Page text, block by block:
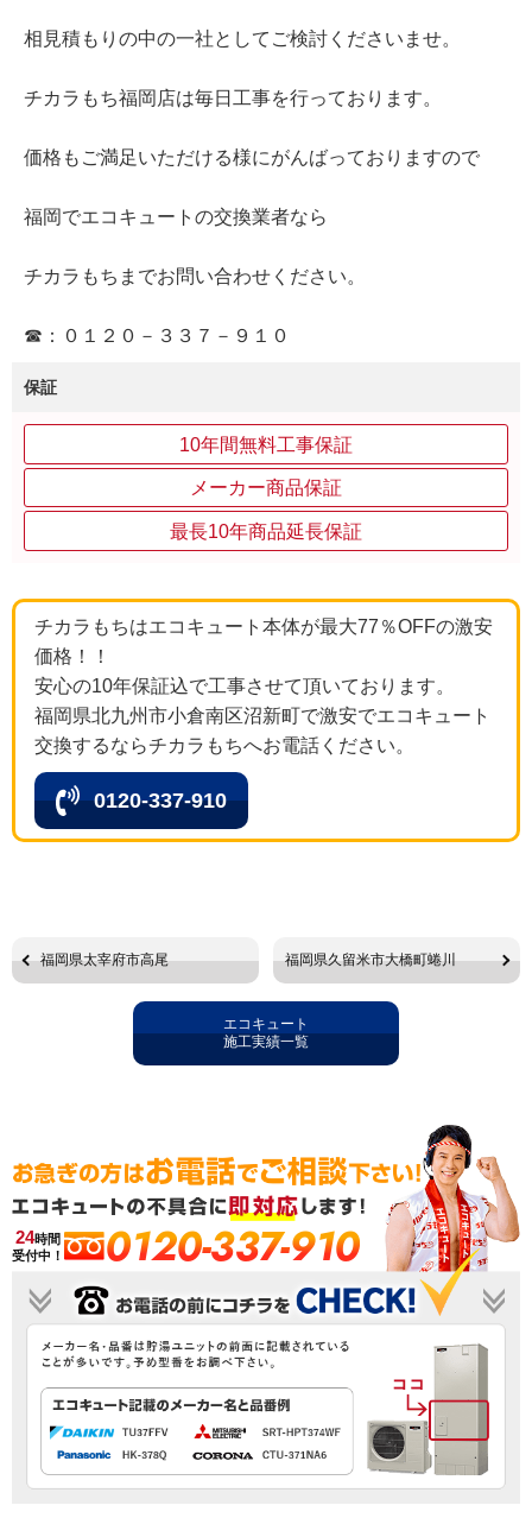
相見積もりの中の一社としてご検討くださいませ。
チカラもち福岡店は毎日工事を行っております。
価格もご満足いただける様にがんばっておりますので
福岡でエコキュートの交換業者なら
チカラもちまでお問い合わせください。
☎：０１２０－３３７－９１０
保証
10年間無料工事保証
メーカー商品保証
最長10年商品延長保証
チカラもちはエコキュート本体が最大77％OFFの激安
価格！！
安心の10年保証込で工事させて頂いております。
福岡県北九州市小倉南区沼新町で激安でエコキュート
交換するならチカラもちへお電話ください。
0120-337-910
福岡県太宰府市高尾 福岡県久留米市大橋町蜷川
エコキュート
施工実績一覧
24時間
受付中！
0120-337-910